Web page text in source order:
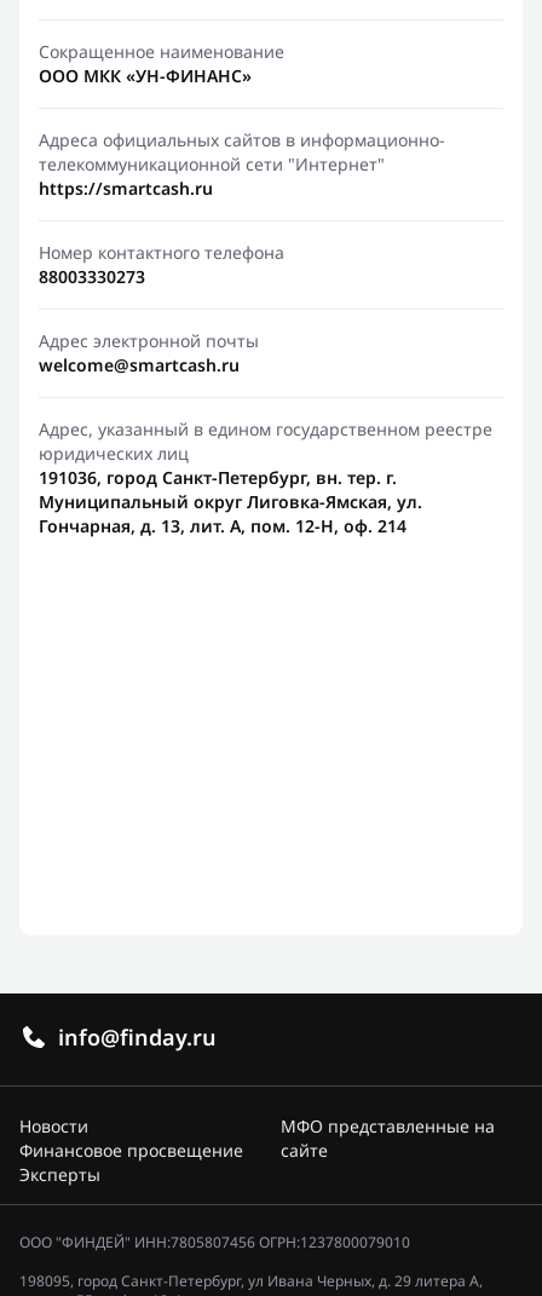
Сокращенное наименование
ООО МКК «УН-ФИНАНС»
Адреса официальных сайтов в информационно-
телекоммуникационной сети "Интернет"
https://smartcash.ru
Номер контактного телефона
88003330273
Адрес электронной почты
welcome@smartcash.ru
Адрес, указанный в едином государственном реестре
юридических лиц
191036, город Санкт-Петербург, вн. тер. г.
Муниципальный округ Лиговка-Ямская, ул.
Гончарная, д. 13, лит. А, пом. 12-Н, оф. 214
info@finday.ru
Новости
Финансовое просвещение
Эксперты
МФО представленные на
сайте
ООО "ФИНДЕЙ" ИНН:7805807456 ОГРН:1237800079010
198095, город Санкт-Петербург, ул Ивана Черных, д. 29 литера А,